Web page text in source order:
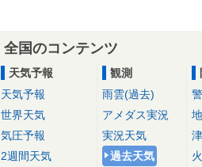
全国のコンテンツ
天気予報
天気予報
世界天気
気圧予報
2週間天気
観測
雨雲(過去)
アメダス実況
実況天気
過去天気